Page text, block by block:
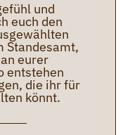
und
euch den
Standesamt,
eurer
entstehen
die ihr für
könnt.